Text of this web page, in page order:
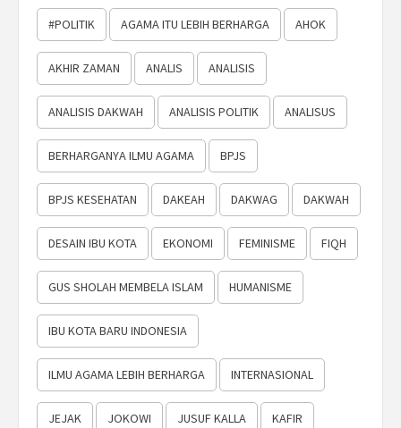
#POLITIK AGAMA ITU LEBIH BERHARGA AHOK
AKHIR ZAMAN ANALIS ANALISIS
ANALISIS DAKWAH ANALISIS POLITIK ANALISUS
BERHARGANYA ILMU AGAMA BPJS
BPJS KESEHATAN DAKEAH DAKWAG DAKWAH
DESAIN IBU KOTA EKONOMI FEMINISME FIQH
GUS SHOLAH MEMBELA ISLAM HUMANISME
IBU KOTA BARU INDONESIA
ILMU AGAMA LEBIH BERHARGA INTERNASIONAL
JEJAK JOKOWI JUSUF KALLA KAFIR